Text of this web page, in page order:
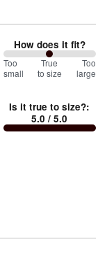
How does it fit?
100
between
small
and
Too
small
True
to size
Too
large
Is it true to size?:
5.0 / 5.0